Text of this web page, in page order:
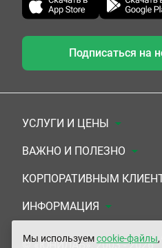
Подписаться на
УСЛУГИ И ЦЕНЫ
Анализы
Комплексы
УЗИ
ЭКГ/Холтер/СМАД
ВАЖНО И ПОЛЕЗНО
Документы для
Система скидок
Подарочные сертификаты
КОРПОРАТИВНЫМ
Медицинским
Прочим организациям
ИНФОРМАЦИЯ
О Компании
© «ЮНИЛАБ», 2003 - 2026
Мы используемcookie-файлы